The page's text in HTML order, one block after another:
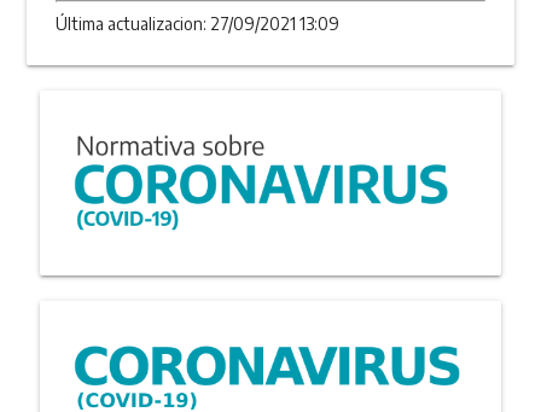
Última actualizacion: 27/09/2021 13:09